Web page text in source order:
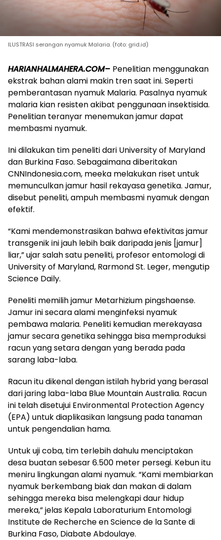
ILUSTRASI serangan nyamuk Malaria. (foto: grid.id)
HARIANHALMAHERA.COM– Penelitian menggunakan
ekstrak bahan alami makin tren saat ini. Seperti
pemberantasan nyamuk Malaria. Pasalnya nyamuk
malaria kian resisten akibat penggunaan insektisida.
Penelitian teranyar menemukan jamur dapat
membasmi nyamuk.
Ini dilakukan tim peneliti dari University of Maryland
dan Burkina Faso. Sebagaimana diberitakan
CNNIndonesia.com, meeka melakukan riset untuk
memunculkan jamur hasil rekayasa genetika. Jamur,
disebut peneliti, ampuh membasmi nyamuk dengan
efektif.
“Kami mendemonstrasikan bahwa efektivitas jamur
transgenik ini jauh lebih baik daripada jenis [jamur]
liar,” ujar salah satu peneliti, profesor entomologi di
University of Maryland, Rarmond St. Leger, mengutip
Science Daily.
Peneliti memilih jamur Metarhizium pingshaense.
Jamur ini secara alami menginfeksi nyamuk
pembawa malaria. Peneliti kemudian merekayasa
jamur secara genetika sehingga bisa memproduksi
racun yang setara dengan yang berada pada
sarang laba-laba.
Racun itu dikenal dengan istilah hybrid yang berasal
dari jaring laba-laba Blue Mountain Australia. Racun
ini telah disetujui Environmental Protection Agency
(EPA) untuk diaplikasikan langsung pada tanaman
untuk pengendalian hama.
Untuk uji coba, tim terlebih dahulu menciptakan
desa buatan sebesar 6.500 meter persegi. Kebun itu
meniru lingkungan alami nyamuk. “Kami membiarkan
nyamuk berkembang biak dan makan di dalam
sehingga mereka bisa melengkapi daur hidup
mereka,” jelas Kepala Laboraturium Entomologi
Institute de Recherche en Science de la Sante di
Burkina Faso, Diabate Abdoulaye.